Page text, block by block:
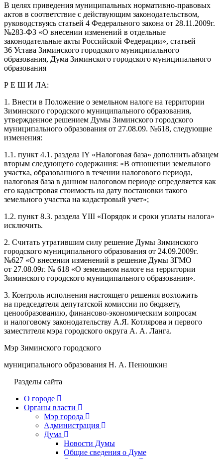
В целях приведения муниципальных нормативно-правовых
актов в соответствие с действующим законодательством,
руководствуясь статьей 4 Федерального закона от 28.11.2009г.
№283-ФЗ «О внесении изменений в отдельные
законодательные акты Российской Федерации», статьей
36 Устава Зиминского городского муниципального
образования, Дума Зиминского городского муниципального
образования
Р Е Ш И ЛА:
1. Внести в Положение о земельном налоге на территории
Зиминского городского муниципального образования,
утвержденное решением Думы Зиминского городского
муниципального образования от 27.08.09. №618, следующие
изменения:
1.1. пункт 4.1. раздела IY «Налоговая база» дополнить абзацем
вторым следующего содержания: «В отношении земельного
участка, образованного в течении налогового периода,
налоговая база в данном налоговом периоде определяется как
его кадастровая стоимость на дату постановки такого
земельного участка на кадастровый учет»;
1.2. пункт 8.3. раздела YIII «Порядок и сроки уплаты налога»
исключить.
2. Считать утратившим силу решение Думы Зиминского
городского муниципального образования от 24.09.2009г.
№627 «О внесении изменений в решение Думы ЗГМО
от 27.08.09г. № 618 «О земельном налоге на территории
Зиминского городского муниципального образования».
3. Контроль исполнения настоящего решения возложить
на председателя депутатской комиссии по бюджету,
ценообразованию, финансово-экономическим вопросам
и налоговому законодательству А.Я. Котлярова и первого
заместителя мэра городского округа А. А. Ланга.
Мэр Зиминского городского
муниципального образования Н. А. Пенюшкин
Разделы сайта
О городе
Органы власти
Мэр города
Администрация
Дума
Новости Думы
Общие сведения о Думе